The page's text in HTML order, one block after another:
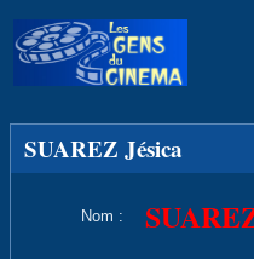
SUAREZ Jésica
Nom :